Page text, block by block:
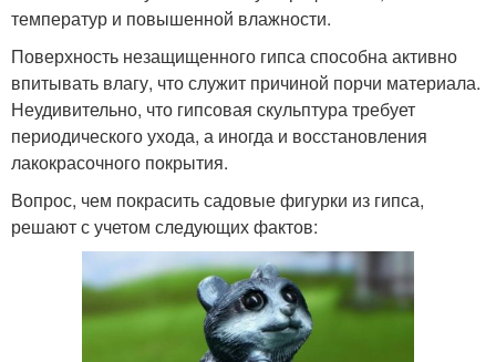
температур и повышенной влажности.
Поверхность незащищенного гипса способна активно
впитывать влагу, что служит причиной порчи материала.
Неудивительно, что гипсовая скульптура требует
периодического ухода, а иногда и восстановления
лакокрасочного покрытия.
Вопрос, чем покрасить садовые фигурки из гипса,
решают с учетом следующих фактов: